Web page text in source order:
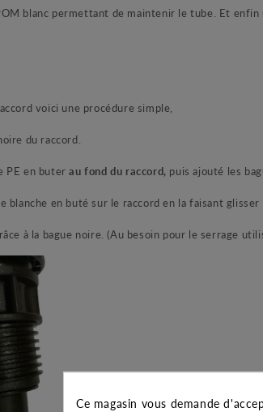
blanc permettant de maintenir le tube. Et
voici une procédure simple,
du raccord.
PE en buterau fond du raccord, puis ajouté les
blanche en buté sur le raccord en la faisant glisser
à la bague noire. (Au besoin pour le serrage
Ce magasin vous demande